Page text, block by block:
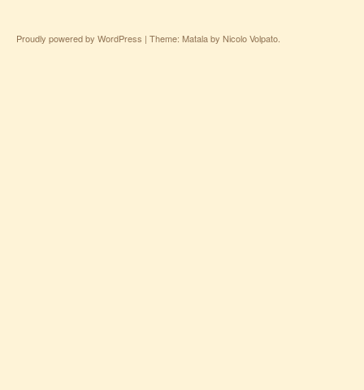
Proudly powered by WordPress | Theme: Matala by Nicolo Volpato